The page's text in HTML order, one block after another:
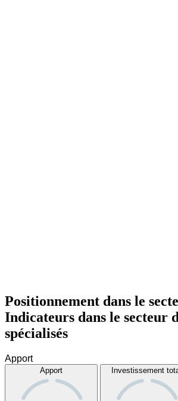
Positionnement dans le
Indicateurs dans le secteur
spécialisés
Apport Investissement